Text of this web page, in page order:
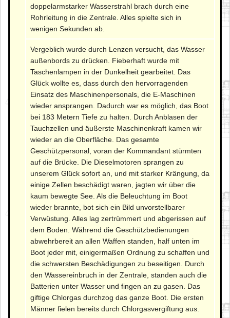
doppelarmstarker Wasserstrahl brach durch eine
Rohrleitung in die Zentrale. Alles spielte sich in
wenigen Sekunden ab.
Vergeblich wurde durch Lenzen versucht, das Wasser
außenbords zu drücken. Fieberhaft wurde mit
Taschenlampen in der Dunkelheit gearbeitet. Das
Glück wollte es, dass durch den hervorragenden
Einsatz des Maschinenpersonals, die E-Maschinen
wieder ansprangen. Dadurch war es möglich, das Boot
bei 183 Metern Tiefe zu halten. Durch Anblasen der
Tauchzellen und äußerste Maschinenkraft kamen wir
wieder an die Oberfläche. Das gesamte
Geschützpersonal, voran der Kommandant stürmten
auf die Brücke. Die Dieselmotoren sprangen zu
unserem Glück sofort an, und mit starker Krängung, da
einige Zellen beschädigt waren, jagten wir über die
kaum bewegte See. Als die Beleuchtung im Boot
wieder brannte, bot sich ein Bild unvorstellbarer
Verwüstung. Alles lag zertrümmert und abgerissen auf
dem Boden. Während die Geschützbedienungen
abwehrbereit an allen Waffen standen, half unten im
Boot jeder mit, einigermaßen Ordnung zu schaffen und
die schwersten Beschädigungen zu beseitigen. Durch
den Wassereinbruch in der Zentrale, standen auch die
Batterien unter Wasser und fingen an zu gasen. Das
giftige Chlorgas durchzog das ganze Boot. Die ersten
Männer fielen bereits durch Chlorgasvergiftung aus.